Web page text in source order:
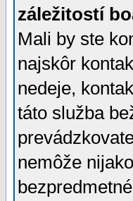
záležitostí
Mali by ste
najskôr
nedeje,
táto služba
nemôže